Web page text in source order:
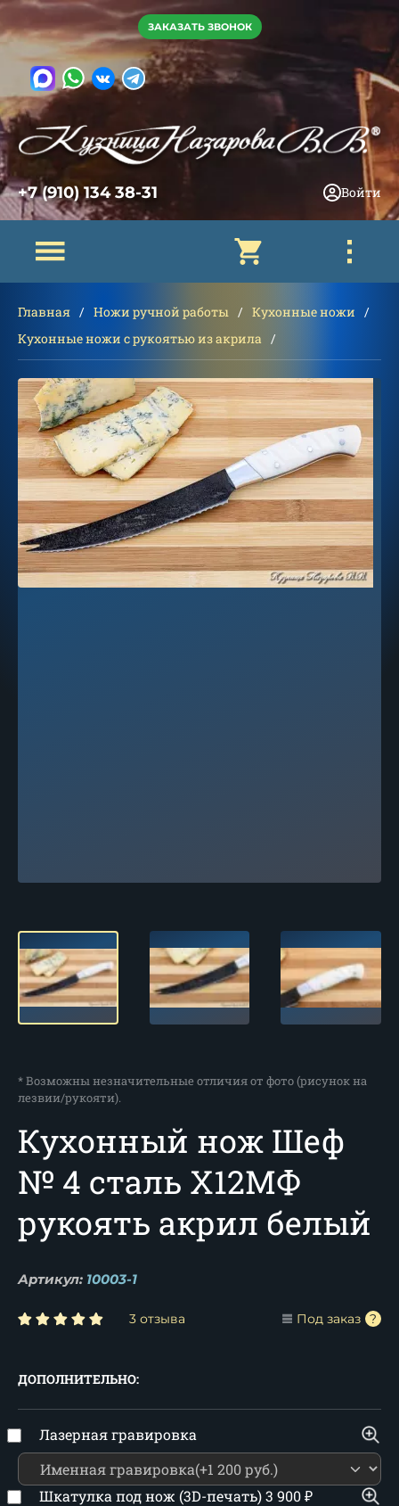
ЗАКАЗАТЬ ЗВОНОК
+7 (910) 134 38-31 Войти
Главная Ножи ручной работы
Кухонные ножи
Кухонные ножи с рукоятью из акрила
* Возможны незначительные отличия от фото (рисунок на
лезвии/рукояти).
Кухонный нож Шеф
№ 4 сталь Х12МФ
рукоять акрил белый
Артикул: 10003-1
3 отзыва Под заказ
ДОПОЛНИТЕЛЬНО:
Лазерная гравировка
Шкатулка под нож (3D-печать)3 900₽